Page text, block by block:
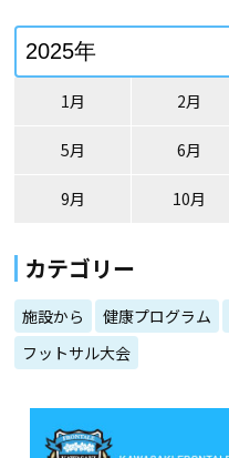
1月 2月
5月 6月
9月 10月
カテゴリー
施設から 健康プログラム
フットサル大会